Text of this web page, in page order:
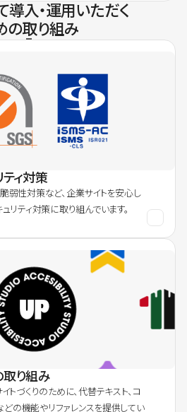
導入・運用いただく
の取り組み
ティ対策
弱性対策など、企業サイトを安心し
リティ対策に取り組んでいます。
取り組み
トづくりのために、代替テキスト、コ
どの機能やリファレンスを提供してい